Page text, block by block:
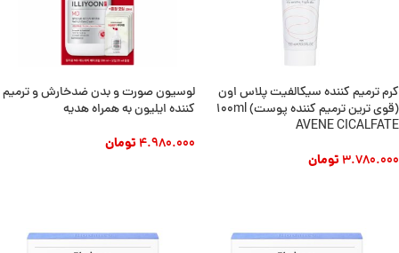
کرم ترمیم کننده سیکالفیت پلاس اون
(قوی ترین ترمیم کننده پوست) 100ml
AVENE CICALFATE
3.780.000تومان
لوسیون صورت و بدن ضدخارش و ترمیم
کننده ایلیون به همراه هدیه
4.980.000تومان